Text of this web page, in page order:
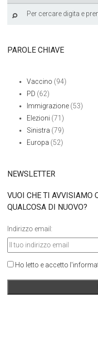
PAROLE CHIAVE
Vaccino (94)
PD (62)
Immigrazione (53)
Elezioni (71)
Sinistra (79)
Europa (52)
NEWSLETTER
VUOI CHE TI AVVISIAMO
QUALCOSA DI NUOVO?
Indirizzo email:
Ho letto e accetto